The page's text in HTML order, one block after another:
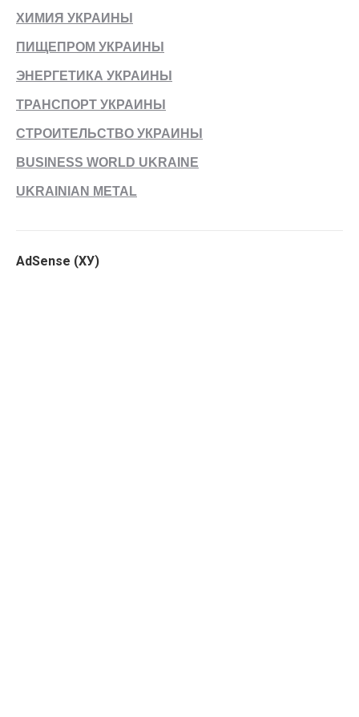
ХИМИЯ УКРАИНЫ
ПИЩЕПРОМ УКРАИНЫ
ЭНЕРГЕТИКА УКРАИНЫ
ТРАНСПОРТ УКРАИНЫ
СТРОИТЕЛЬСТВО УКРАИНЫ
BUSINESS WORLD UKRAINE
UKRAINIAN METAL
AdSense (ХУ)